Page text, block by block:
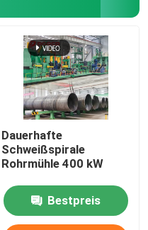
Dauerhafte
Schweißspirale
Rohrmühle 400 kW
Bestpreis